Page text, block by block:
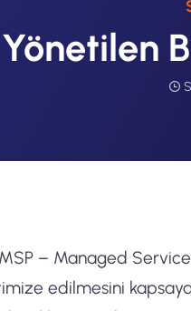
Yönetilen
– Managed
edilmesini